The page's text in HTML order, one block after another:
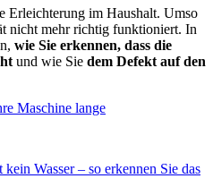
Erleichterung im Haushalt. Umso
nicht mehr richtig funktioniert. In
wie Sie erkennen, dass die
und wie Sie dem Defekt auf den
Maschine lange
Wasser – so erkennen Sie das